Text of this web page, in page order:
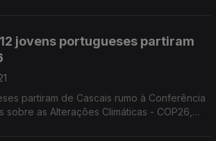
jovens portugueses partiram
rumo à Conferência
sobre as Alterações Climáticas - COP26,